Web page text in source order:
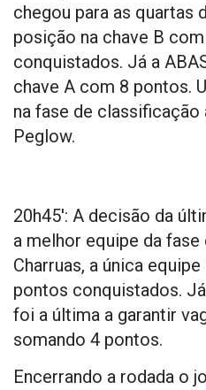
chegou para as quartas
posição na chave B
conquistados. Já a
chave A com 8 pontos.
na fase de classificação
Peglow.
20h45′: A decisão da
a melhor equipe da
Charruas, a única
pontos conquistados.
foi a última a garantir
somando 4 pontos.
Encerrando a rodada o